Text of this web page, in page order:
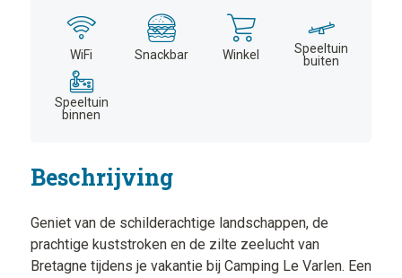
WiFi Snackbar Winkel
Speeltuin
buiten
Speeltuin
binnen
Beschrijving
Geniet van de schilderachtige landschappen, de
prachtige kuststroken en de zilte zeelucht van
Bretagne tijdens je vakantie bij Camping Le Varlen. Een